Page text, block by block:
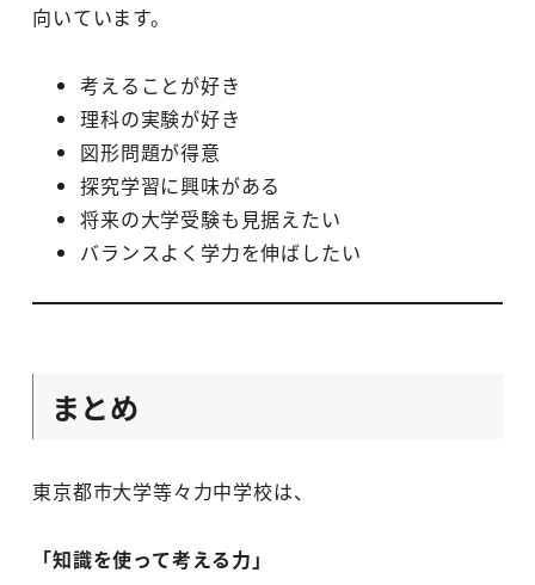
向いています。
考えることが好き
理科の実験が好き
図形問題が得意
探究学習に興味がある
将来の大学受験も見据えたい
バランスよく学力を伸ばしたい
まとめ
東京都市大学等々力中学校は、
「知識を使って考える力」